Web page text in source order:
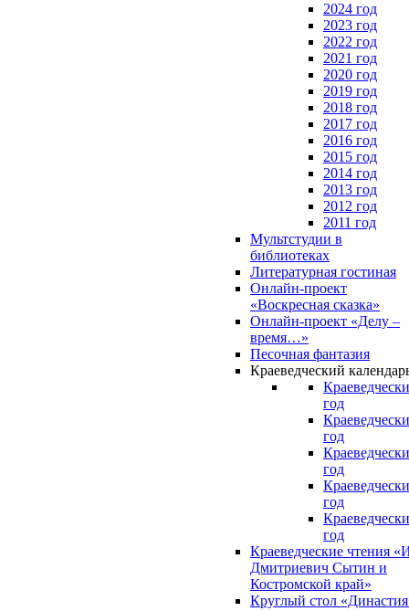
2024 год
2023 год
2022 год
2021 год
2020 год
2019 год
2018 год
2017 год
2016 год
2015 год
2014 год
2013 год
2012 год
2011 год
Мультстудии в
библиотеках
Литературная гостиная
Онлайн-проект
«Воскресная сказка»
Онлайн-проект «Делу –
время…»
Песочная фантазия
Краеведческий
год
год
год
год
год
Краеведческие чтения
Дмитриевич Сытин и
Костромской край»
Круглый стол